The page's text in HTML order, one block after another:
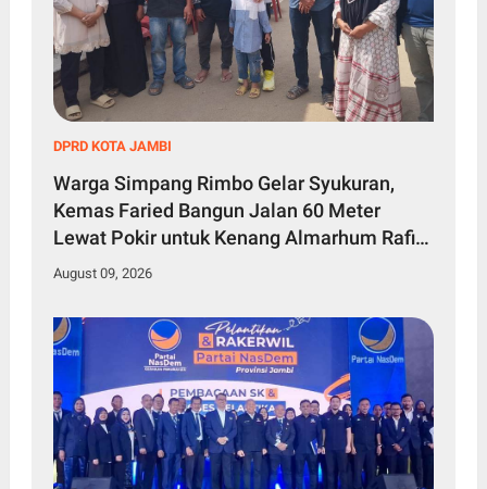
DPRD KOTA JAMBI
Warga Simpang Rimbo Gelar Syukuran,
Kemas Faried Bangun Jalan 60 Meter
Lewat Pokir untuk Kenang Almarhum Rafi
Akbar
August 09, 2026